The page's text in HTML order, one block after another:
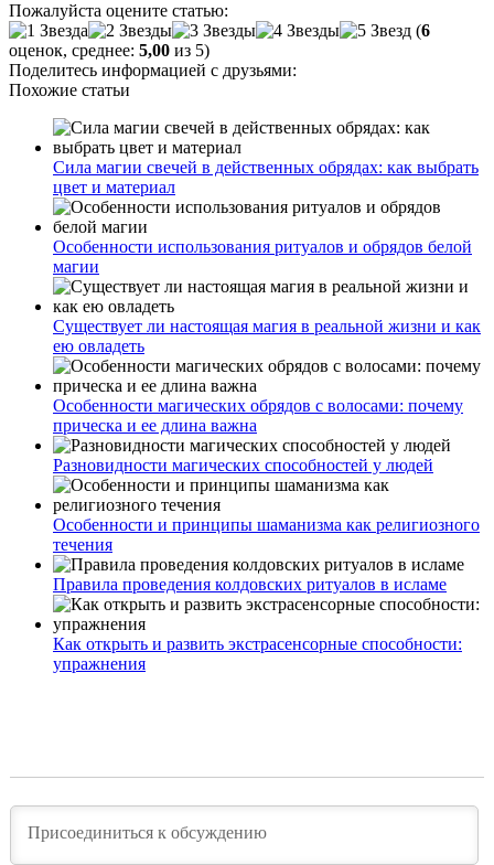
Пожалуйста оцените статью:
(6
оценок, среднее: 5,00 из 5)
Поделитесь информацией с друзьями:
Похожие статьи
Сила магии свечей в действенных обрядах: как выбрать
цвет и материал
Особенности использования ритуалов и обрядов белой
магии
Существует ли настоящая магия в реальной жизни и как
ею овладеть
Особенности магических обрядов с волосами: почему
прическа и ее длина важна
Разновидности магических способностей у людей
Особенности и принципы шаманизма как религиозного
течения
Правила проведения колдовских ритуалов в исламе
Как открыть и развить экстрасенсорные способности:
упражнения